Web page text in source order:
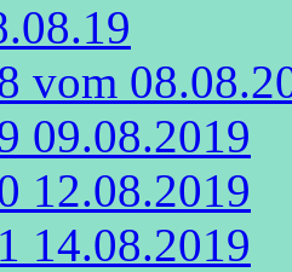
vom
09.08.2019
12.08.2019
14.08.2019